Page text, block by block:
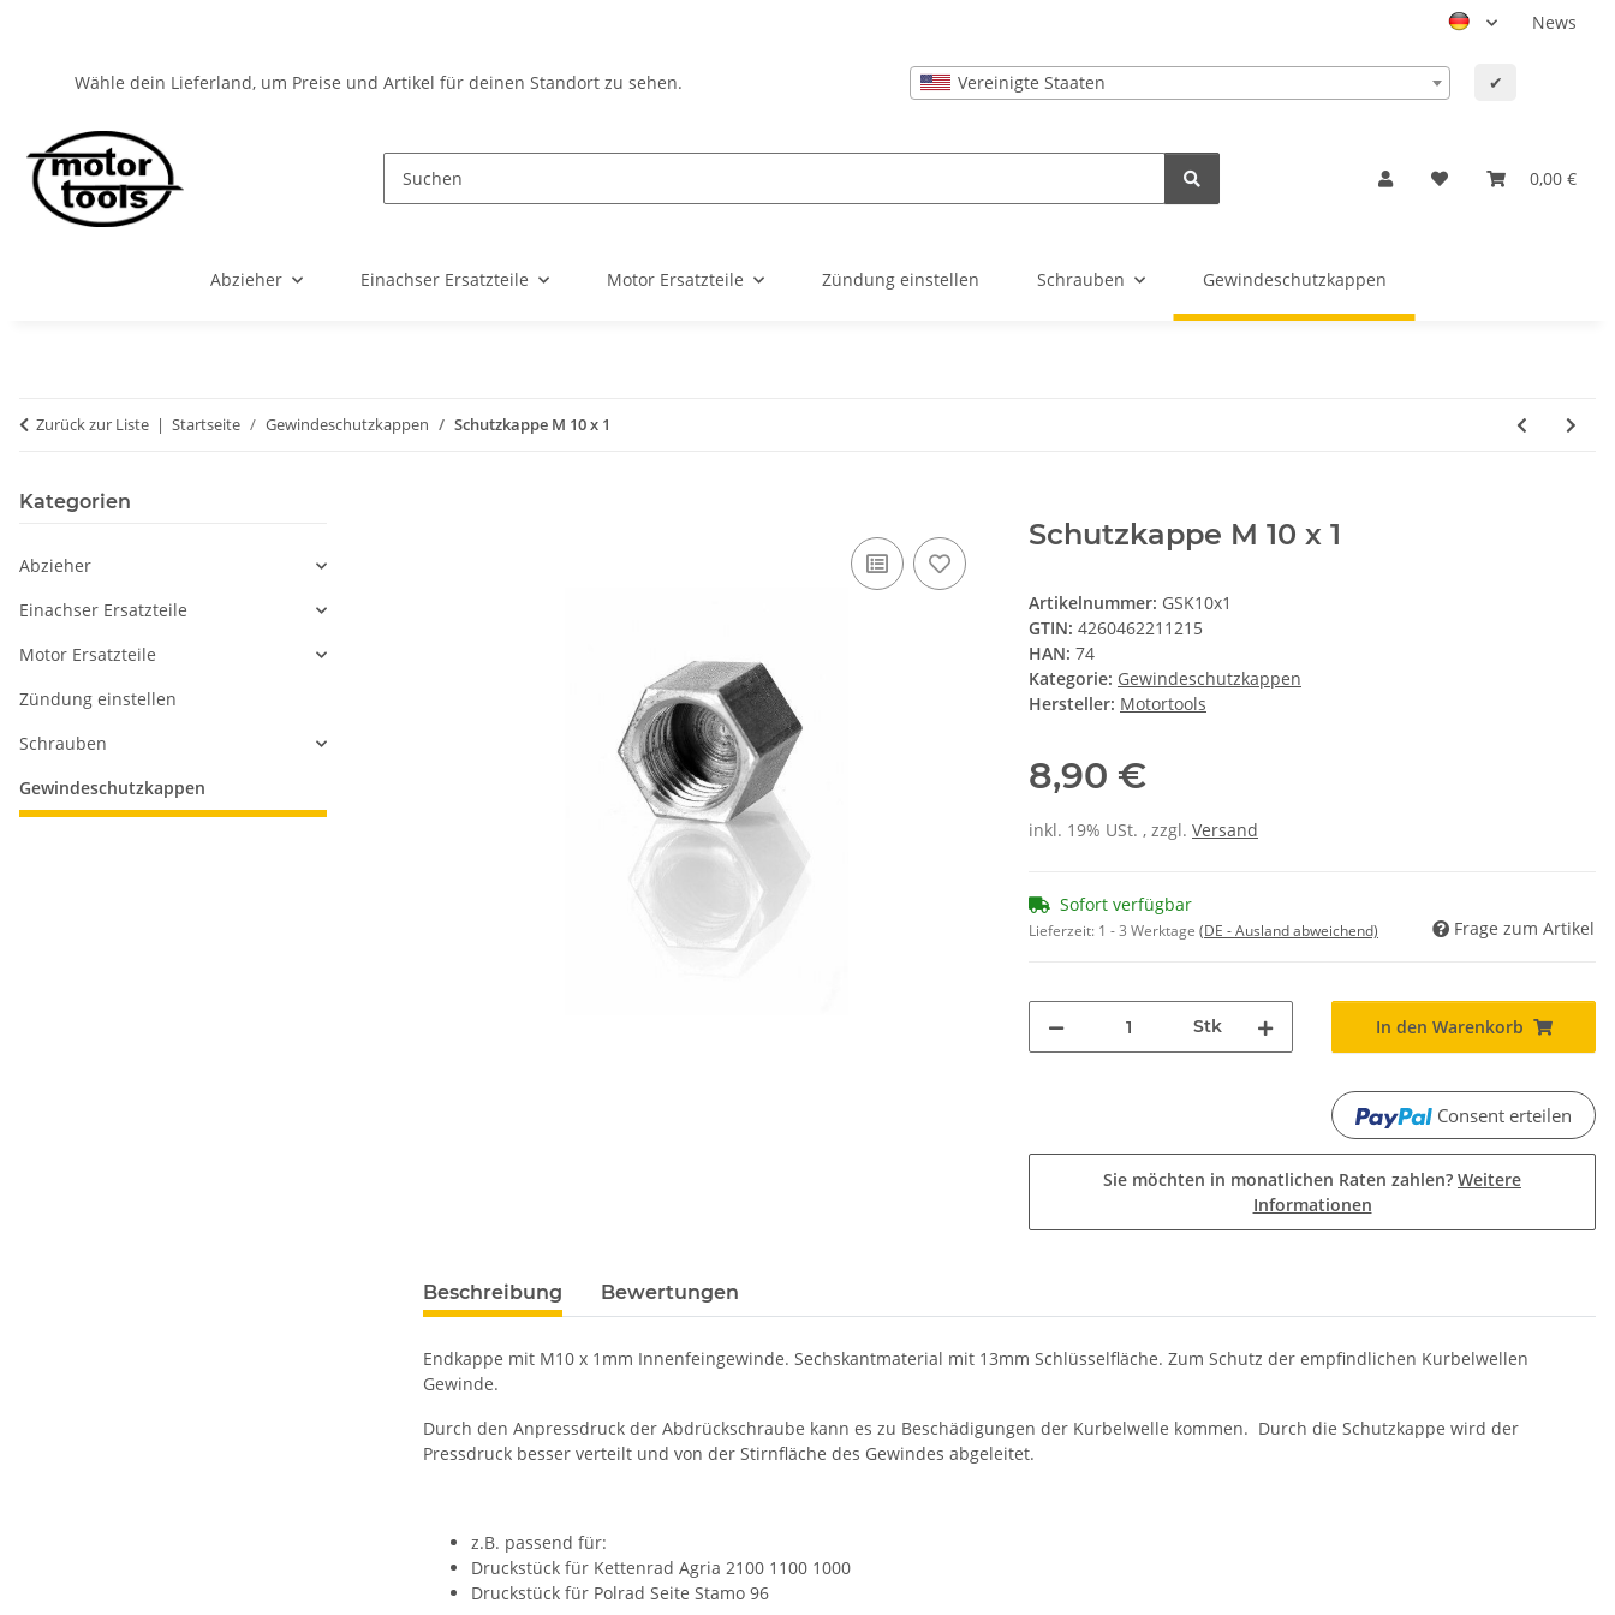
News
Wähle dein Lieferland, um Preise und Artikel für deinen Standort zu sehen. Vereinigte Staaten ✔
0,00 €
Abzieher Einachser Ersatzteile Motor Ersatzteile Zündung einstellen Schrauben Gewindeschutzkappen
Zurück zur Liste Startseite Gewindeschutzkappen Schutzkappe M 10 x 1
Schutzkappe M 10 x 1
Artikelnummer: GSK10x1
GTIN: 4260462211215
HAN: 74
Kategorie: Gewindeschutzkappen
Hersteller: Motortools
8,90 €
inkl. 19% USt. , zzgl. Versand
Sofort verfügbar
Lieferzeit: 1 - 3 Werktage (DE - Ausland abweichend) Frage zum Artikel
Stk In den Warenkorb
Consent erteilen
Sie möchten in monatlichen Raten zahlen? Weitere
Informationen
Beschreibung Bewertungen
Endkappe mit M10 x 1mm Innenfeingewinde. Sechskantmaterial mit 13mm Schlüsselfläche. Zum Schutz der empfindlichen Kurbelwellen
Gewinde.
Durch den Anpressdruck der Abdrückschraube kann es zu Beschädigungen der Kurbelwelle kommen. Durch die Schutzkappe wird der
Pressdruck besser verteilt und von der Stirnfläche des Gewindes abgeleitet.
z.B. passend für:
Druckstück für Kettenrad Agria 2100 1100 1000
Druckstück für Polrad Seite Stamo 96
Kategorien
Abzieher
Einachser Ersatzteile
Motor Ersatzteile
Zündung einstellen
Schrauben
Gewindeschutzkappen